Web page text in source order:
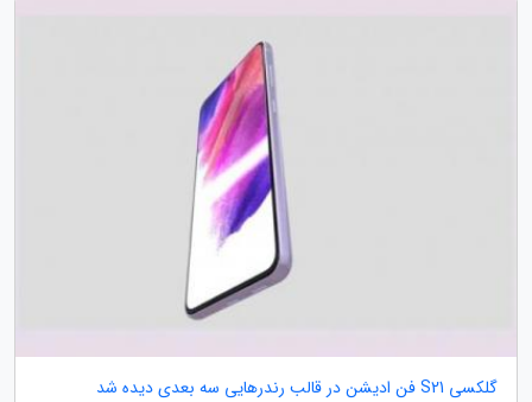
گلکسی S21 فن ادیشن در قالب رندرهایی سه بعدی دیده شد